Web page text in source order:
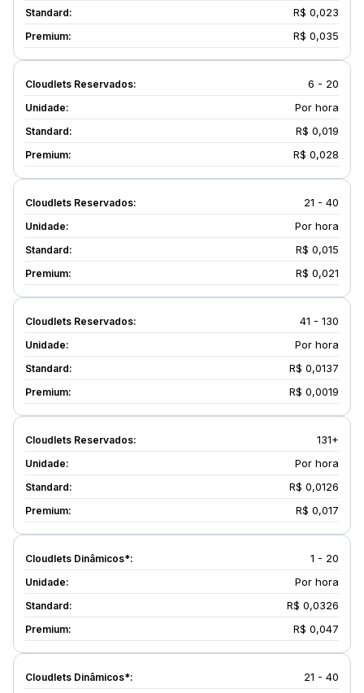
R$ 0,023
R$ 0,035
6 - 20
Por hora
R$ 0,019
R$ 0,028
21 - 40
Por hora
R$ 0,015
R$ 0,021
41 - 130
Por hora
R$ 0,0137
R$ 0,0019
131+
Por hora
R$ 0,0126
R$ 0,017
1 - 20
Por hora
R$ 0,0326
R$ 0,047
21 - 40